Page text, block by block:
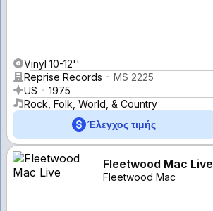
Vinyl 10-12''
Reprise Records
MS 2225
US
1975
Rock, Folk, World, & Country
Έλεγχος τιμής
Fleetwood Mac Live
Fleetwood Mac